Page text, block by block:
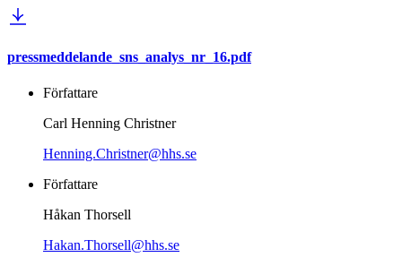
pressmeddelande_sns_analys_nr_16.pdf
Författare
Carl Henning Christner
Henning.Christner@hhs.se
Författare
Håkan Thorsell
Hakan.Thorsell@hhs.se